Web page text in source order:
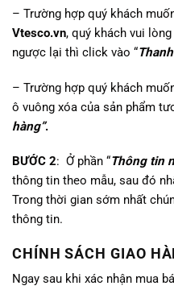
– Trường hợp quý khách
Vtesco.vn, quý khách vui
ngược lại thì click vào “
– Trường hợp quý khách
ô vuông xóa của sản phẩm
hàng”.
BƯỚC 2: Ở phần “Thông tin
thông tin theo mẫu, sau đó
Trong thời gian sớm nhất
thông tin.
CHÍNH SÁCH GIAO
Ngay sau khi xác nhận mua